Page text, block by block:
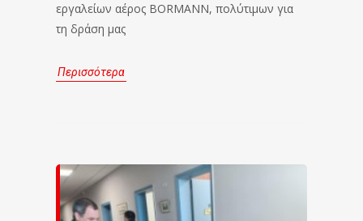
εργαλείων αέρος BORMANN, πολύτιμων για
τη δράση μας
Περισσότερα